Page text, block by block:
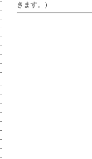
きます。）